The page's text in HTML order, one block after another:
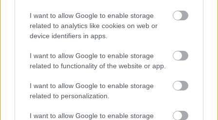
I want to allow Google to enable storage
related to analytics like cookies on web or
device identifiers in apps.
I want to allow Google to enable storage
related to functionality of the website or app.
I want to allow Google to enable storage
related to personalization.
I want to allow Google to enable storage